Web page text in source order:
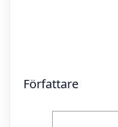
Författare